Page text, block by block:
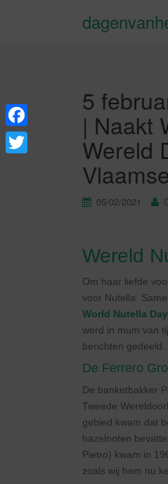
5
| Naakt
Wereld
05/02/2021
Wereld
Om haar liefde
voor Nutella.
World Nutella Day
werd in mum van
berichten
De Ferrero
De banketbakker
Tweede
gebied kwam dat
hazelnoten
Pietro) kwam in
zoals wij hem nu
F